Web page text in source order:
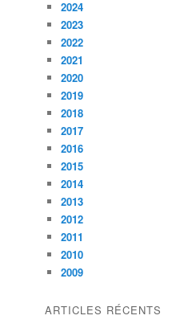
2024
2023
2022
2021
2020
2019
2018
2017
2016
2015
2014
2013
2012
2011
2010
2009
ARTICLES RÉCENTS